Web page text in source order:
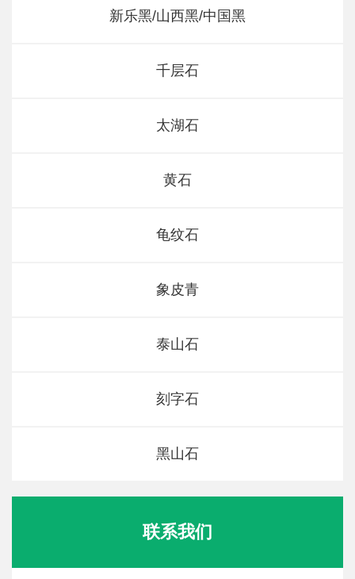
新乐黑/山西黑/中国黑
千层石
太湖石
黄石
龟纹石
象皮青
泰山石
刻字石
黑山石
联系我们